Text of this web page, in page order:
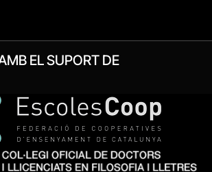
EL SUPORT DE